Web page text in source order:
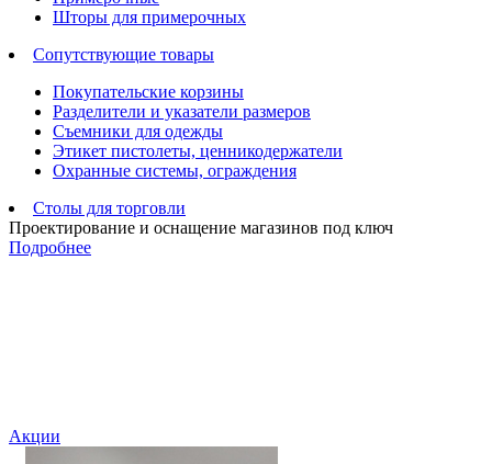
Шторы для примерочных
Сопутствующие товары
Покупательские корзины
Разделители и указатели размеров
Съемники для одежды
Этикет пистолеты, ценникодержатели
Охранные системы, ограждения
Столы для торговли
Проектирование и оснащение магазинов под ключ
Подробнее
Акции